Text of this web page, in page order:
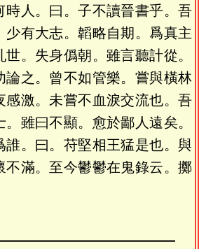
時人。曰。子不讀晉書乎。吾
少有大志。韜略自期。爲真主
。失身僞朝。雖言聽計從。
論之。曾不如管樂。嘗與橫林
感激。未嘗不血淚交流也。吾
雖曰不顯。愈於鄙人遠矣。
誰。曰。苻堅相王猛是也。與
不滿。至今鬱鬱在鬼錄云。擲